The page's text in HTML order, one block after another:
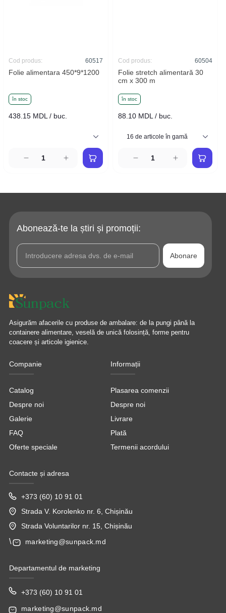
în stoc
Folie alimentara 450*9*1200
Cod produs: 60517
438.15 MDL / buc.
în stoc
Folie stretch alimentară 30
cm x 300 m
Cod produs: 60504
88.10 MDL / buc.
Abonează-te la știri și promoții:
Abonare
Asigurăm afacerile cu produse de ambalare: de la pungi până la
containere alimentare, veselă de unică folosință, forme pentru
coacere și articole igienice.
Companie
Catalog
Despre noi
Galerie
FAQ
Oferte speciale
Informații
Plasarea comenzii
Despre noi
Livrare
Plată
Termenii acordului
Contacte și adresa
+373 (60) 10 91 01
Strada V. Korolenko nr. 6, Chișinău
Strada Voluntarilor nr. 15, Chișinău
\ marketing@sunpack.md
Departamentul de marketing
+373 (60) 10 91 01
marketing@sunpack.md